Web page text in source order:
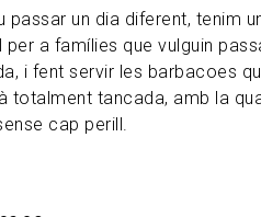
passar un dia diferent, tenim
a famílies que vulguin
i fent servir les barbacoes
totalment tancada, amb la
cap perill.